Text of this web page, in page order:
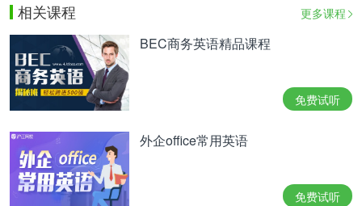
相关课程 更多课程
BEC商务英语精品课程
免费试听
外企office常用英语
免费试听